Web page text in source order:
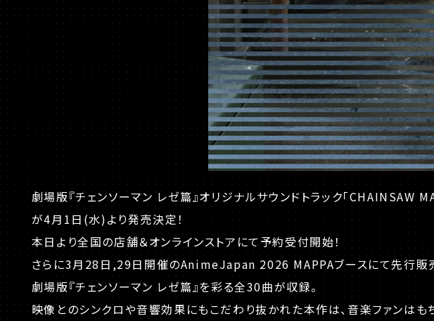
劇場版『チェンソーマン レゼ篇』オリジナルサウンドトラック「
が4月1日(水)より発売決定！
本日より全国の店舗＆オンラインストアにて予約受付開始！
さらに3月28日,29日開催のAnimeJapan 2026 MAPPAブースにて先行販
劇場版『チェンソーマン レゼ篇』を彩る全30曲が収録。
映像とのシンクロや音響効果にもこだわり抜かれた本作は、音楽ファンはも